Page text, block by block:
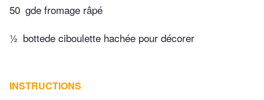
50 gde fromage râpé
½ bottede ciboulette hachée pour décorer
INSTRUCTIONS